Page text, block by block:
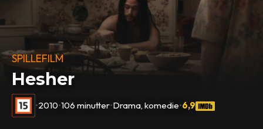
SPILLEFILM
Hesher
•2010•106 minutter•Drama, komedie•6,9